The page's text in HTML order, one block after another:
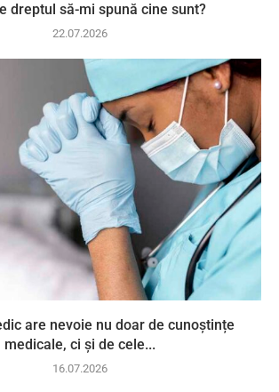
dreptul să-mi spună cine sunt?
22.07.2026
are nevoie nu doar de cunoștințe
medicale, ci și de cele...
16.07.2026